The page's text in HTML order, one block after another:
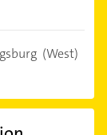
(West)